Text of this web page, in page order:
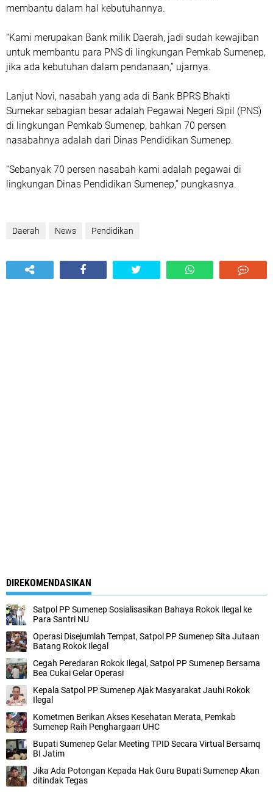
membantu dalam hal kebutuhannya.
“Kami merupakan Bank milik Daerah, jadi sudah kewajiban
untuk membantu para PNS di lingkungan Pemkab Sumenep,
jika ada kebutuhan dalam pendanaan,” ujarnya.
Lanjut Novi, nasabah yang ada di Bank BPRS Bhakti
Sumekar sebagian besar adalah Pegawai Negeri Sipil (PNS)
di lingkungan Pemkab Sumenep, bahkan 70 persen
nasabahnya adalah dari Dinas Pendidikan Sumenep.
“Sebanyak 70 persen nasabah kami adalah pegawai di
lingkungan Dinas Pendidikan Sumenep,” pungkasnya.
Daerah News Pendidikan
DIREKOMENDASIKAN
Satpol PP Sumenep Sosialisasikan Bahaya Rokok Ilegal ke
Para Santri NU
Operasi Disejumlah Tempat, Satpol PP Sumenep Sita Jutaan
Batang Rokok Ilegal
Cegah Peredaran Rokok Ilegal, Satpol PP Sumenep Bersama
Bea Cukai Gelar Operasi
Kepala Satpol PP Sumenep Ajak Masyarakat Jauhi Rokok
Ilegal
Kometmen Berikan Akses Kesehatan Merata, Pemkab
Sumenep Raih Penghargaan UHC
Bupati Sumenep Gelar Meeting TPID Secara Virtual Bersamq
BI Jatim
Jika Ada Potongan Kepada Hak Guru Bupati Sumenep Akan
ditindak Tegas